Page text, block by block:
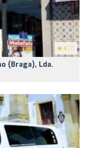
4 (7)
(Braga), Lda.